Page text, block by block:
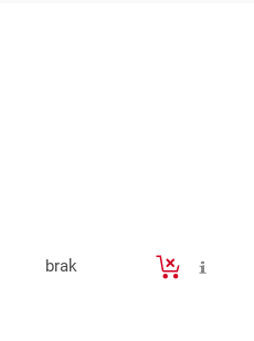
brak